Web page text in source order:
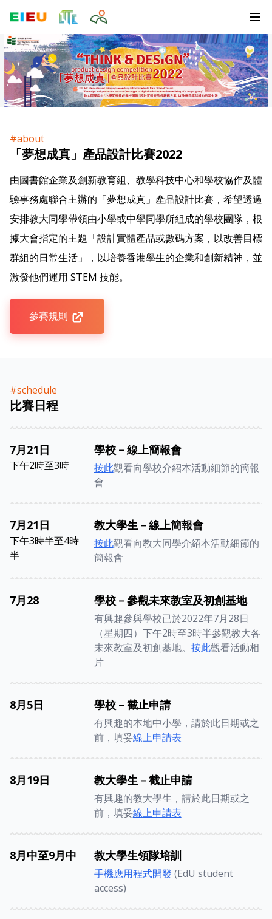
#about
「夢想成真」產品設計比賽2022
由圖書館企業及創新教育組、教學科技中心和學校協作及體
驗事務處聯合主辦的「夢想成真」產品設計比賽，希望透過
安排教大同學帶領由小學或中學同學所組成的學校團隊，根
據大會指定的主題「設計實體產品或數碼方案，以改善目標
群組的日常生活」，以培養香港學生的企業和創新精神，並
激發他們運用 STEM 技能。
參賽規則
#schedule
比賽日程
7月21日
下午2時至3時
學校－線上簡報會
按此觀看向學校介紹本活動細節的簡報
會
7月21日
下午3時半至4時
半
教大學生－線上簡報會
按此觀看向教大同學介紹本活動細節的
簡報會
7月28 學校－參觀未來教室及初創基地
有興趣參與學校已於2022年7月28日
（星期四）下午2時至3時半參觀教大各
未來教室及初創基地。 按此觀看活動相
片
8月5日 學校－截止申請
有興趣的本地中小學，請於此日期或之
前，填妥線上申請表
8月19日 教大學生－截止申請
有興趣的教大學生，請於此日期或之
前，填妥線上申請表
8月中至9月中 教大學生領隊培訓
手機應用程式開發 (EdU student
access)